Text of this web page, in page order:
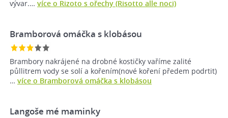
vývar.… více o Rizoto s ořechy (Risotto alle noci)
Bramborová omáčka s klobásou
Brambory nakrájené na drobné kostičky vaříme zalité
půllitrem vody se solí a kořením(nové koření předem podrtit)
… více o Bramborová omáčka s klobásou
Langoše mé maminky